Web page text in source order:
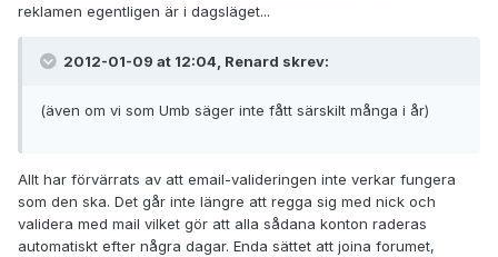
reklamen egentligen är i dagsläget...
2012-01-09 at 12:04, Renard skrev:
(även om vi som Umb säger inte fått särskilt många i år)
Allt har förvärrats av att email-valideringen inte verkar fungera
som den ska. Det går inte längre att regga sig med nick och
validera med mail vilket gör att alla sådana konton raderas
automatiskt efter några dagar. Enda sättet att joina forumet,